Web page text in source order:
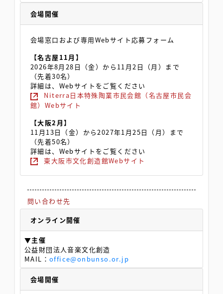
会場開催
会場窓口および専用Webサイト応募フォーム
【名古屋11月】
2026年8月28日（金）から11月2日（月）まで
（先着30名）
詳細は、Webサイトをご覧ください
Niterra日本特殊陶業市民会館（名古屋市民会
館）Webサイト
【大阪2月】
11月13日（金）から2027年1月25日（月）まで
（先着50名）
詳細は、Webサイトをご覧ください
東大阪市文化創造館Webサイト
問い合わせ先
オンライン開催
▼主催
公益財団法人音楽文化創造
MAIL： office@onbunso.or.jp
会場開催